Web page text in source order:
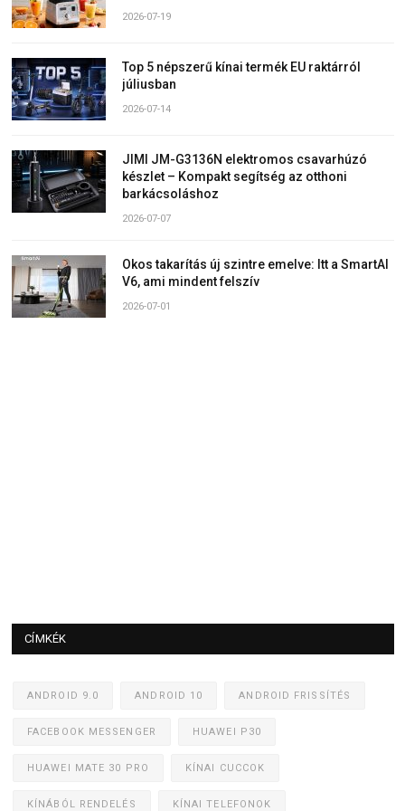
2026-07-19
Top 5 népszerű kínai termék EU raktárról
júliusban
2026-07-14
JIMI JM-G3136N elektromos csavarhúzó
készlet – Kompakt segítség az otthoni
barkácsoláshoz
2026-07-07
Okos takarítás új szintre emelve: Itt a SmartAI
V6, ami mindent felszív
2026-07-01
CÍMKÉK
ANDROID 9.0 ANDROID 10 ANDROID FRISSÍTÉS
FACEBOOK MESSENGER HUAWEI P30
HUAWEI MATE 30 PRO KÍNAI CUCCOK
KÍNÁBÓL RENDELÉS KÍNAI TELEFONOK